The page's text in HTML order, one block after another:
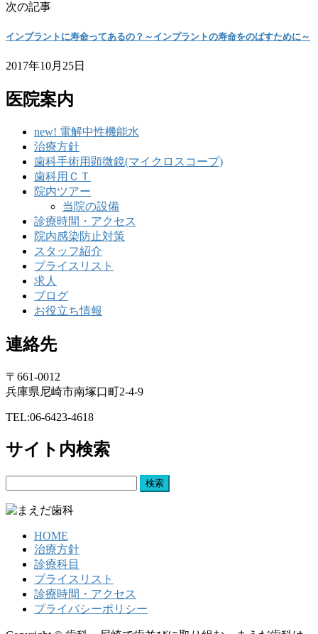
次の記事
インプラントに寿命ってあるの？～インプラントの寿命をのばすために～
2017年10月25日
医院案内
new! 電解中性機能水
治療方針
歯科手術用顕微鏡(マイクロスコープ)
歯科用ＣＴ
院内ツアー
当院の設備
診療時間・アクセス
院内感染防止対策
スタッフ紹介
プライスリスト
求人
ブログ
お役立ち情報
連絡先
〒661-0012
兵庫県尼崎市南塚口町2-4-9
TEL:06-6423-4618
サイト内検索
HOME
治療方針
診療科目
プライスリスト
診療時間・アクセス
プライバシーポリシー